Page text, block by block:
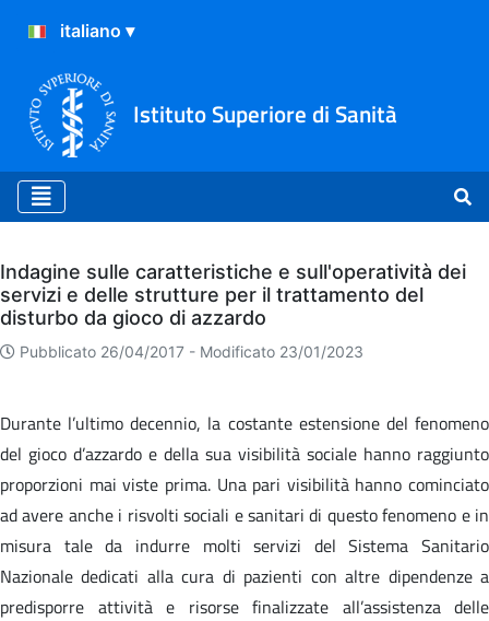
Istituto Superiore di Sanità
Archivio
Indagine sulle caratteristiche e sull'operatività dei
servizi e delle strutture per il trattamento del
disturbo da gioco di azzardo
Pubblicato 26/04/2017 - Modificato 23/01/2023
Durante l’ultimo decennio, la costante estensione del fenomeno
del gioco d’azzardo e della sua visibilità sociale hanno raggiunto
proporzioni mai viste prima. Una pari visibilità hanno cominciato
ad avere anche i risvolti sociali e sanitari di questo fenomeno e in
misura tale da indurre molti servizi del Sistema Sanitario
Nazionale dedicati alla cura di pazienti con altre dipendenze a
predisporre attività e risorse finalizzate all’assistenza delle